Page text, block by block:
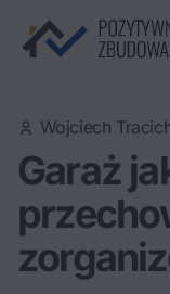
Wojciech
Garaż